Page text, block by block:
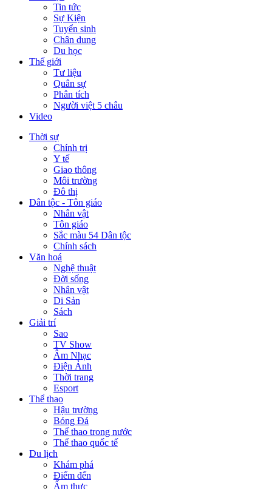
Tin tức
Sự Kiện
Tuyển sinh
Chân dung
Du học
Thế giới
Tư liệu
Quân sự
Phân tích
Người việt 5 châu
Video
Thời sự
Chính trị
Y tế
Giao thông
Môi trường
Đô thị
Dân tộc - Tôn giáo
Nhân vật
Tôn giáo
Sắc màu 54 Dân tộc
Chính sách
Văn hoá
Nghệ thuật
Đời sống
Nhân vật
Di Sản
Sách
Giải trí
Sao
TV Show
Âm Nhạc
Điện Ảnh
Thời trang
Esport
Thể thao
Hậu trường
Bóng Đá
Thể thao trong nước
Thể thao quốc tế
Du lịch
Khám phá
Điểm đến
Ẩm thực